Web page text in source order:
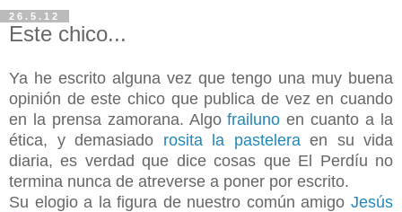
26.5.12
Este chico...
Ya he escrito alguna vez que tengo una muy buena
opinión de este chico que publica de vez en cuando
en la prensa zamorana. Algofrailuno en cuanto a la
ética, y demasiado rosita la pastelera en su vida
diaria, es verdad que dice cosas que El Perdíu no
termina nunca de atreverse a poner por escrito.
Su elogio a la figura de nuestro común amigo Jesús